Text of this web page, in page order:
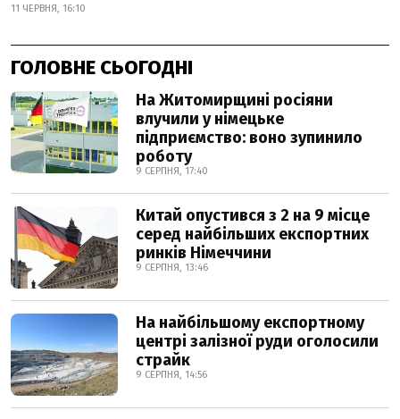
11 ЧЕРВНЯ, 16:10
ГОЛОВНЕ СЬОГОДНІ
На Житомирщині росіяни
влучили у німецьке
підприємство: воно зупинило
роботу
9 СЕРПНЯ, 17:40
Китай опустився з 2 на 9 місце
серед найбільших експортних
ринків Німеччини
9 СЕРПНЯ, 13:46
На найбільшому експортному
центрі залізної руди оголосили
страйк
9 СЕРПНЯ, 14:56